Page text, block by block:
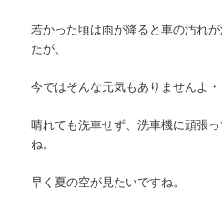
若かった頃は雨が降ると車の汚れ
たが、
今ではそんな元気もありませんよ・
晴れても洗車せず、洗車機に頑張
ね。
早く夏の空が見たいですね。